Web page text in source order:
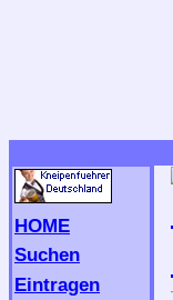
HOME
Suchen
Eintragen